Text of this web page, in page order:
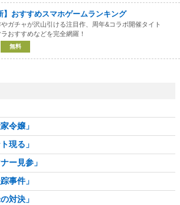
】おすすめスマホゲームランキング
ガチャが沢山引ける注目作、周年&コラボ開催タイト
おすすめなどを完全網羅！
無料
令嬢」
現る」
ー見参」
事件」
対決」